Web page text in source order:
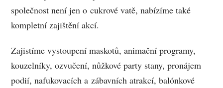
společnost není jen o cukrové vatě, nabízíme také
kompletní zajištění akcí.
Zajistíme vystoupení maskotů, animační programy,
kouzelníky, ozvučení, nůžkové party stany, pronájem
podií, nafukovacích a zábavních atrakcí, balónkové